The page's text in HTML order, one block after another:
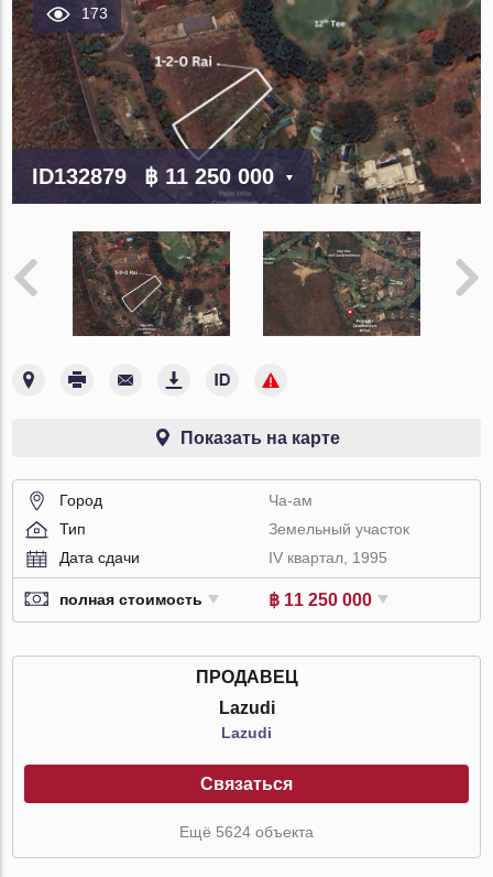
173
ID132879 ฿ 11 250 000
Показать на карте
Город
Ча-ам
Тип
Земельный участок
Дата сдачи
IV квартал, 1995
полная стоимость ฿ 11 250 000
ПРОДАВЕЦ
Lazudi
Lazudi
Связаться
Ещё 5624 объекта